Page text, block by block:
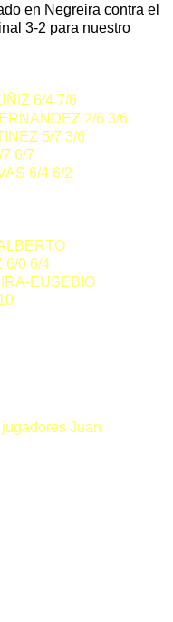
en Negreira contra el
3-2 para nuestro
6/4 7/6
2/6 3/6
5/7 3/6
6/7
6/4 6/2
6/0 6/4
EUSEBIO
Juan